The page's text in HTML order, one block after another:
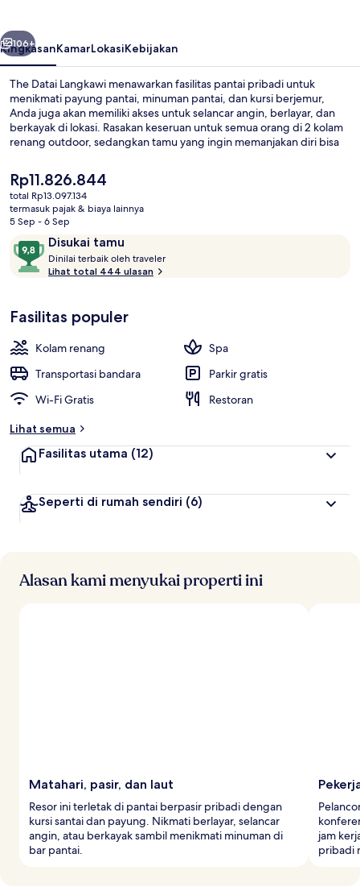
Berikutnya
106+
RingkasanKamarLokasiKebijakan
The Datai Langkawi menawarkan fasilitas pantai pribadi untuk
menikmati payung pantai, minuman pantai, dan kursi berjemur,
Anda juga akan memiliki akses untuk selancar angin, berlayar, dan
berkayak di lokasi. Rasakan keseruan untuk semua orang di 2 kolam
renang outdoor, sedangkan tamu yang ingin memanjakan diri bisa
wrap, dan facial. The Dining Room merupakan salah satu 4 restoran
yang menyajikan hidangan lokal dan internasional serta buka untuk
sarapan, makan siang, dan makan malam. Fasilitas seperti
bar/lounge, pusat kebugaran, dan sauna adalah daya tarik lain di
resor mewah ini.
Harga
saat
ini
Rp11.826.844
Rp11.826.844
total Rp13.097.134
termasuk pajak & biaya lainnya
5 Sep - 6 Sep
Ulasan Disukai tamu
9,8
dari
10,
tamu
Dinilai terbaik oleh traveler
i
l
r
a
Lihat total 444 ulasan
Fasilitas populer
Kolam renang
Spa
Transportasi bandara
Parkir gratis
Wi-Fi Gratis
Restoran
Lihat semua
Fasilitas utama (12)
Seperti di rumah sendiri (6)
Alasan kami menyukai properti ini
Matahari, pasir, dan laut
Resor ini terletak di pantai berpasir pribadi dengan
kursi santai dan payung. Nikmati berlayar, selancar
angin, atau berkayak sambil menikmati minuman di
bar pantai.
jam
pribadi